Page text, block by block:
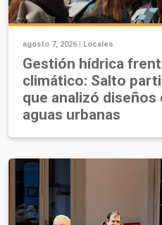
agosto 7, 2026 | Locales
Gestión hídrica
climático: Salto
que analizó diseños
aguas urbanas